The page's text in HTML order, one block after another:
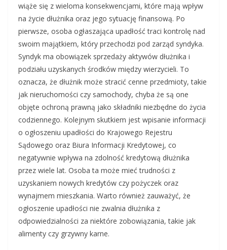
wiąże się z wieloma konsekwencjami, które mają wpływ
na życie dłużnika oraz jego sytuację finansową. Po
pierwsze, osoba ogłaszająca upadłość traci kontrolę nad
swoim majątkiem, który przechodzi pod zarząd syndyka.
Syndyk ma obowiązek sprzedaży aktywów dłużnika i
podziału uzyskanych środków między wierzycieli. To
oznacza, że dłużnik może stracić cenne przedmioty, takie
jak nieruchomości czy samochody, chyba że są one
objęte ochroną prawną jako składniki niezbędne do życia
codziennego. Kolejnym skutkiem jest wpisanie informacji
o ogłoszeniu upadłości do Krajowego Rejestru
Sądowego oraz Biura Informacji Kredytowej, co
negatywnie wpływa na zdolność kredytową dłużnika
przez wiele lat. Osoba ta może mieć trudności z
uzyskaniem nowych kredytów czy pożyczek oraz
wynajmem mieszkania. Warto również zauważyć, że
ogłoszenie upadłości nie zwalnia dłużnika z
odpowiedzialności za niektóre zobowiązania, takie jak
alimenty czy grzywny karne.